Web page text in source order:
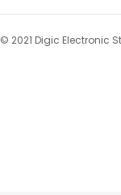
© 2021 Digic Electronic